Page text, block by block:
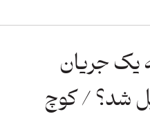
یک جریان
شد؟ / کوچ